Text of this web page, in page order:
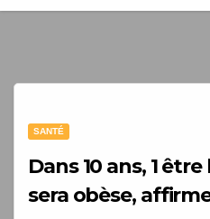
SANTÉ
Dans 10 ans, 1
sera obèse, affirme
OFFRE DE
à télécharger